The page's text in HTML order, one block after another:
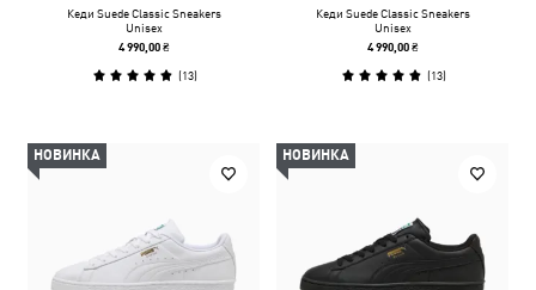
Кеди Suede Classic Sneakers
Unisex
4 990,00 ₴
(13)
Кеди Suede Classic Sneakers
Unisex
4 990,00 ₴
(13)
НОВИНКА НОВИНКА